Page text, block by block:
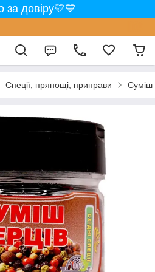
за довіру💛💙
Спеції, прянощі, приправи Суміш